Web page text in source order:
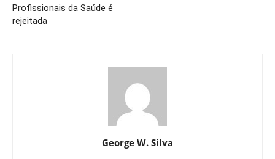
Profissionais da Saúde é
rejeitada
George W. Silva